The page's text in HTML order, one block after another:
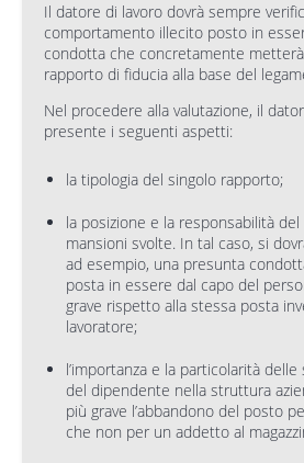
Il datore di lavoro dovrà sempre
comportamento illecito posto in
condotta che concretamente
rapporto di fiducia alla base del
Nel procedere alla valutazione, il
presente i seguenti aspetti:
la tipologia del singolo rapporto;
la posizione e la responsabilità
mansioni svolte. In tal caso, si
ad esempio, una presunta
posta in essere dal capo del
grave rispetto alla stessa posta
lavoratore;
l’importanza e la particolarità
del dipendente nella struttura
più grave l’abbandono del posto
che non per un addetto al